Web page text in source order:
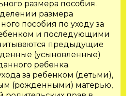
размера пособия.
размера
пособия по уходу за
и последующими
предыдущие
(усыновленные)
ребенка.
за ребенком (детьми),
(рожденными) матерью,